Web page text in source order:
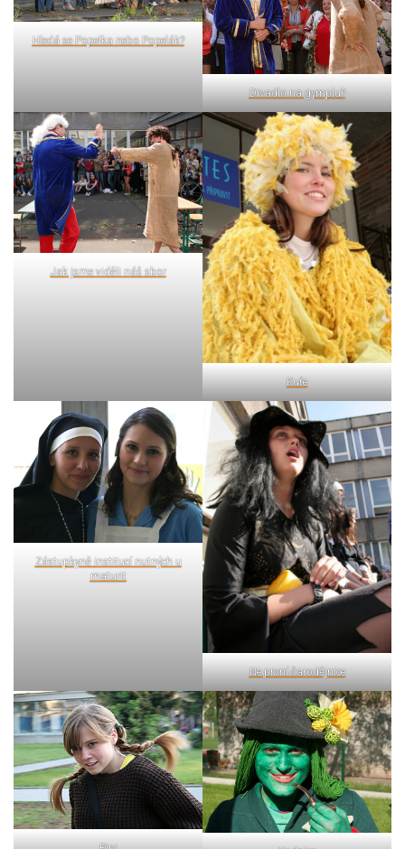
Hledá se Popelka nebo Popelák?
Divadlo na gymplu?
Jak jsme viděli náš sbor
Kuře
Zástupkyně institucí nutných u
maturit
Ne první čarodějnice